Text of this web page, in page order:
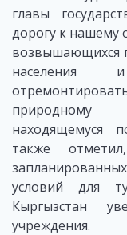
главы
дорогу к нашему
возвышающихся
населения
природному
находящемуся
также
условий для
Кыргызстан
учреждения.